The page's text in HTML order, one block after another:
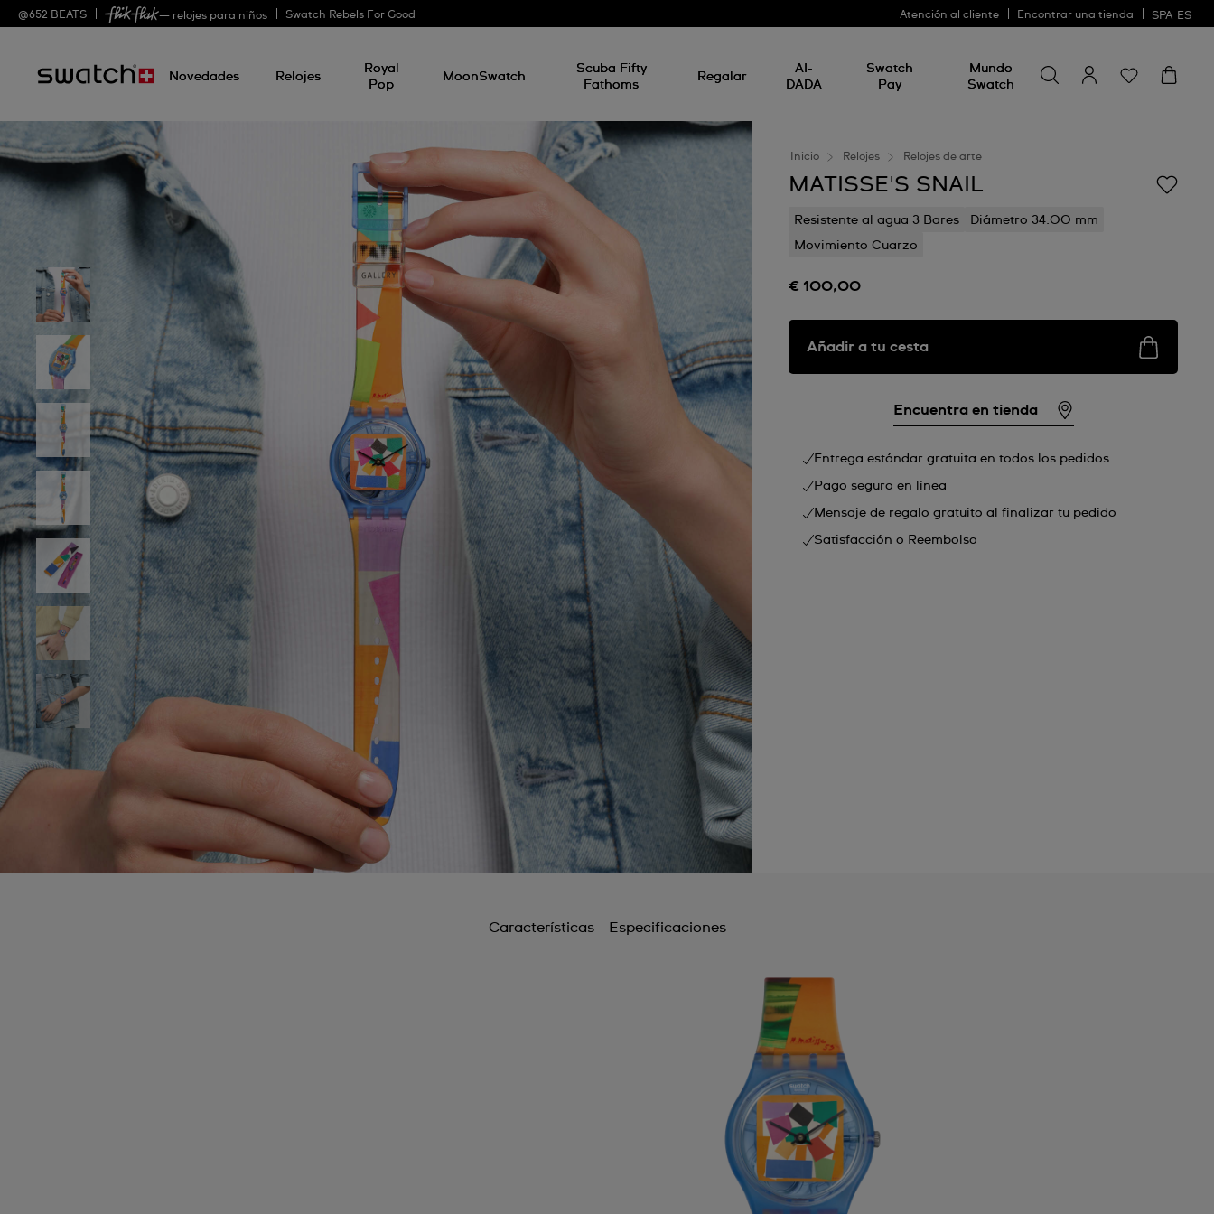
@652 BEATS — relojes para niños Swatch Rebels For Good Atención al cliente Encontrar una tienda SPA ES
Novedades Relojes
Royal
Pop
MoonSwatch
Scuba Fifty
Fathoms
Regalar
AI-
DADA
Swatch
Pay
Mundo
Swatch
algo
Inicio Relojes Relojes de arte
MATISSE'S SNAIL
Resistente al agua 3 Bares
Diámetro 34.00 mm
Movimiento Cuarzo
€ 100,00
Añadir a tu cesta
Encuentra en tienda
Entrega estándar gratuita en todos los pedidos
Pago seguro en línea
Mensaje de regalo gratuito al finalizar tu pedido
Satisfacción o Reembolso
Características Especificaciones